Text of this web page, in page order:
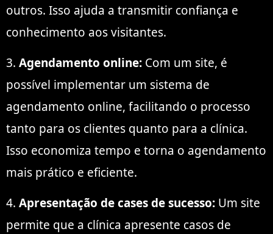
outros. Isso ajuda a transmitir confiança e
conhecimento aos visitantes.
3. Agendamento online: Com um site, é
possível implementar um sistema de
agendamento online, facilitando o processo
tanto para os clientes quanto para a clínica.
Isso economiza tempo e torna o agendamento
mais prático e eficiente.
4. Apresentação de cases de sucesso: Um site
permite que a clínica apresente casos de